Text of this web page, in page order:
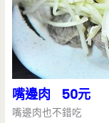
嘴邊肉 50元
嘴邊肉也不錯吃